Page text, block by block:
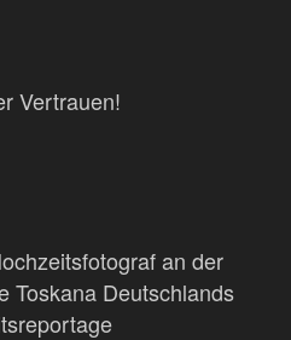
Vertrauen!
an der
Toskana Deutschlands